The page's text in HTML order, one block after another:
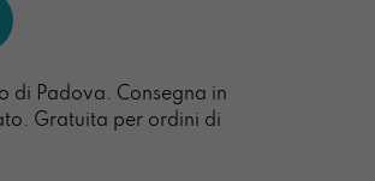
di Padova. Consegna in
Gratuita per ordini di